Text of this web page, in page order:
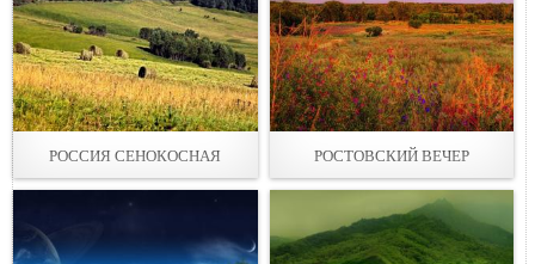
РОССИЯ СЕНОКОСНАЯ РОСТОВСКИЙ ВЕЧЕР